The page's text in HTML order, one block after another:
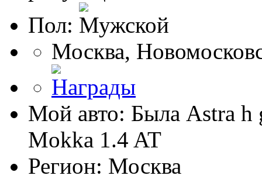
Пол:
Москва,
Мой авто: Была Astra
Mokka 1.4 AT
Регион: Москва